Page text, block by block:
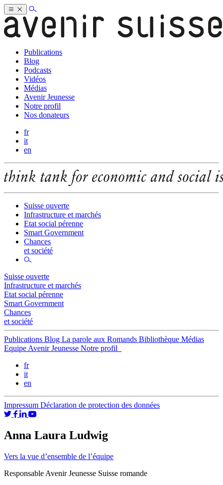
Publications
Blog
Podcasts
Vidéos
Médias
Avenir Jeunesse
Notre profil
Nos donateurs
fr
it
en
Suisse ouverte
Infrastructure et marchés
Etat social pérenne
Smart Government
Chances
et société
Suisse ouverte
Infrastructure et marchés
Etat social pérenne
Smart Government
Chances
et société
Publications Blog La parole aux Romands Bibliothèque Médias
Equipe Avenir Jeunesse Notre profil
fr
it
en
Impressum Déclaration de protection des données
Anna Laura Ludwig
Vers la vue d’ensemble de l’équipe
Responsable Avenir Jeunesse Suisse romande